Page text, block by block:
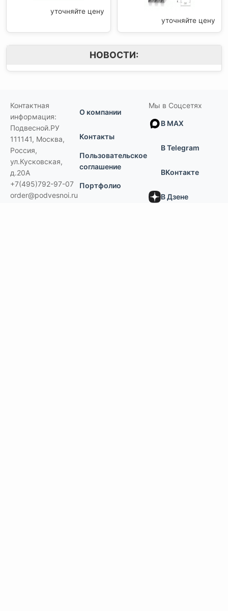
уточняйте цену
уточняйте цену
НОВОСТИ:
Контактная
информация:
Подвесной.РУ
111141, Москва,
Россия,
ул.Кусковская,
д.20А
+7(495)792-97-07
order@podvesnoi.ru
О компании
Контакты
Пользовательское
соглашение
Портфолио
Мы в Соцсетях
В MAX
В Telegram
ВКонтакте
В Дзене